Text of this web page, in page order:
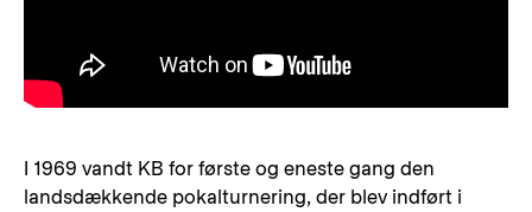
I 1969 vandt KB for første og eneste gang den
landsdækkende pokalturnering, der blev indført i